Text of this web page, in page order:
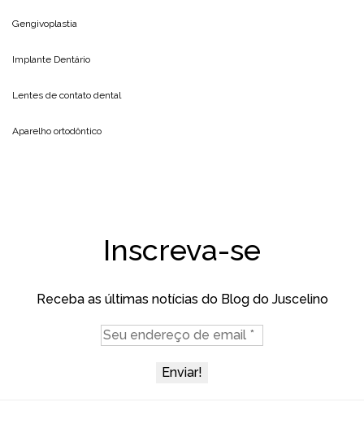
Gengivoplastia
Implante Dentário
Lentes de contato dental
Aparelho ortodôntico
Inscreva-se
Receba as últimas notícias do Blog do Juscelino